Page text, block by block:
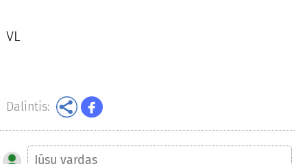
VL
Dalintis: